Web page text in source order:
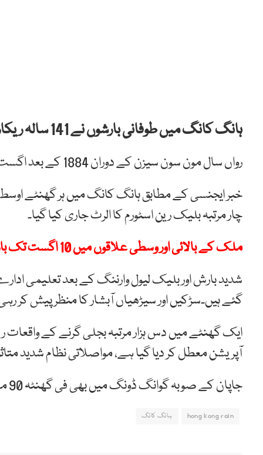
ہانگ کانگ میں طوفانی بارشوں نے 141 سالہ ریکارڈ توڑ دیا ہے۔
رواں سال مون سون سیزن کے دوران 1884 کے بعد اگست میں ایک دن میں سب سے زیادہ بارش کا ریکارڈ بن گیا۔
خبر ایجنسی کے مطابق ہانگ کانگ میں ہر گھنٹے
چار مرتبہ بلیک رین اسٹورم کا الرٹ جاری کیا گیا۔
ملک کے بالائی اور وسطی علاقوں میں 10 اگست تک بارشوں کا امکان
شدید بارش اور بلیک لیول وارننگ کے بعد تعلیمی
گئے ہیں۔سڑکیں اور سیڑھیاں آبشار کا منظر پیش کر
ایک گھنٹے میں دس ہزار مرتبہ بجلی گرنے کے
آپریشن معطل کر دیا گیا ہے، مواصلاتی نظام شدید
جاپان کے صوبہ گوانگ ڈونگ میں بھی فی گھنٹہ 90 ملی میٹر بارش ریکارڈ کی گئی ہے۔
hong kong rain ہانگ کانگ